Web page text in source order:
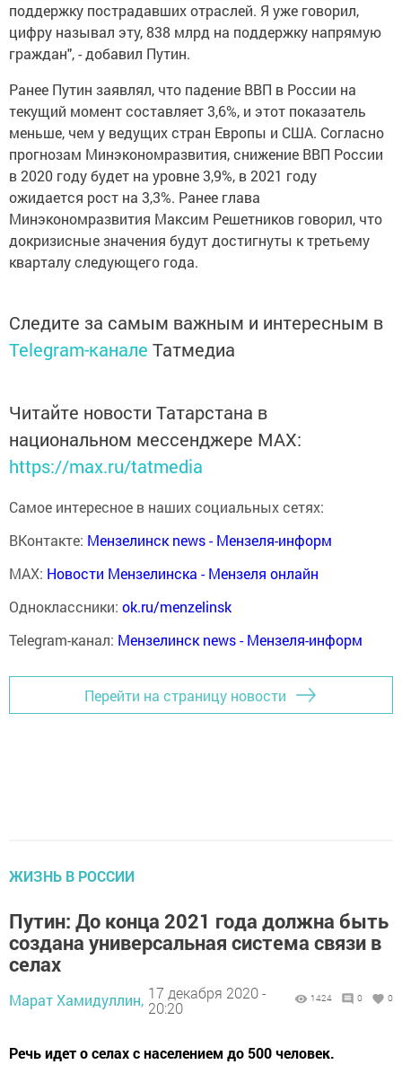
поддержку пострадавших отраслей. Я уже говорил,
цифру называл эту, 838 млрд на поддержку напрямую
граждан", - добавил Путин.
Ранее Путин заявлял, что падение ВВП в России на
текущий момент составляет 3,6%, и этот показатель
меньше, чем у ведущих стран Европы и США. Согласно
прогнозам Минэкономразвития, снижение ВВП России
в 2020 году будет на уровне 3,9%, в 2021 году
ожидается рост на 3,3%. Ранее глава
Минэкономразвития Максим Решетников говорил, что
докризисные значения будут достигнуты к третьему
кварталу следующего года.
Следите за самым важным и интересным в
Telegram-канале Татмедиа
Читайте новости Татарстана в
национальном мессенджере MАХ:
https://max.ru/tatmedia
Самое интересное в наших социальных сетях:
ВКонтакте: Мензелинск news - Мензеля-информ
MAX: Новости Мензелинска - Мензеля онлайн
Одноклассники: ok.ru/menzelinsk
Telegram-канал: Мензелинск news - Мензеля-информ
Перейти на страницу новости
ЖИЗНЬ В РОССИИ
Путин: До конца 2021 года должна быть
создана универсальная система связи в
селах
Марат Хамидуллин, 17 декабря 2020 -
20:20
1424 0 0
Речь идет о селах с населением до 500 человек.